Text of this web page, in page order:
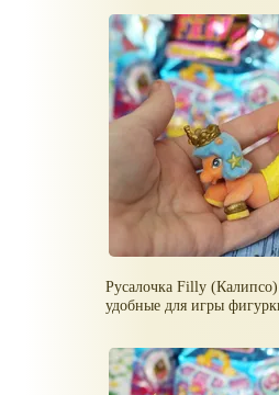
Русалочка Filly
удобные для игры